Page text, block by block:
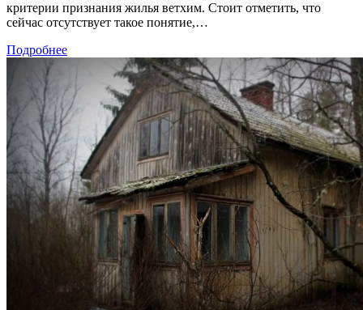
критерии признания жилья ветхим. Стоит отметить, что
сейчас отсутствует такое понятие,…
Подробнее